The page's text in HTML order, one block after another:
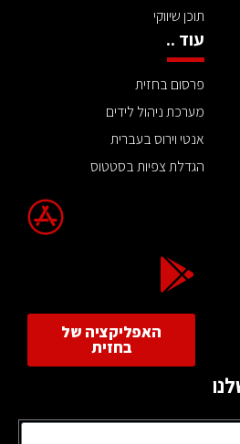
תוכן שיווקי
עוד ..
פרסום בחזית
מערכת ניהול לידים
אנטי וירוס בעברית
הגדלת צפיות בסטטוס
האפליקציה של
בחזית